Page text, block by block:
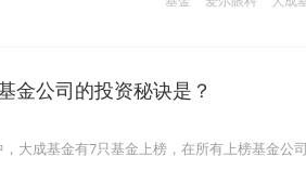
金公司的投资秘诀是？
大成基金有7只基金上榜，在所有上榜基金公